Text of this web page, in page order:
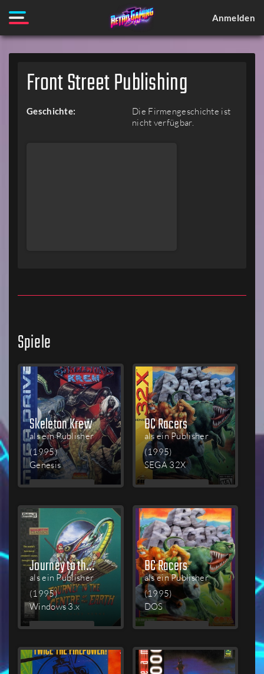
Anmelden
Front Street Publishing
Geschichte:
Die Firmengeschichte ist
nicht verfügbar.
Spiele
Skeleton Krew
als ein Publisher
(1995)
Genesis
MEHR
BC Racers
als ein Publisher
(1995)
SEGA 32X
MEHR
Journey to the Centre of the Earth
als ein Publisher
(1995)
Windows 3.x
MEHR
BC Racers
als ein Publisher
(1995)
DOS
MEHR